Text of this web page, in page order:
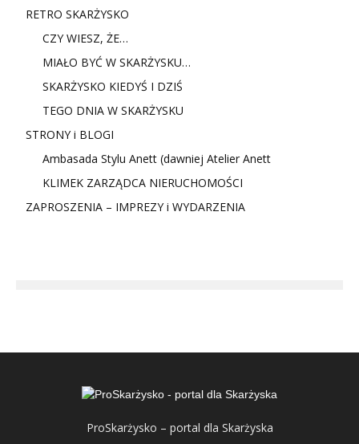
RETRO SKARŻYSKO
CZY WIESZ, ŻE…
MIAŁO BYĆ W SKARŻYSKU…
SKARŻYSKO KIEDYŚ I DZIŚ
TEGO DNIA W SKARŻYSKU
STRONY i BLOGI
Ambasada Stylu Anett (dawniej Atelier Anett
KLIMEK ZARZĄDCA NIERUCHOMOŚCI
ZAPROSZENIA – IMPREZY i WYDARZENIA
ProSkarżysko – portal dla Skarżyska